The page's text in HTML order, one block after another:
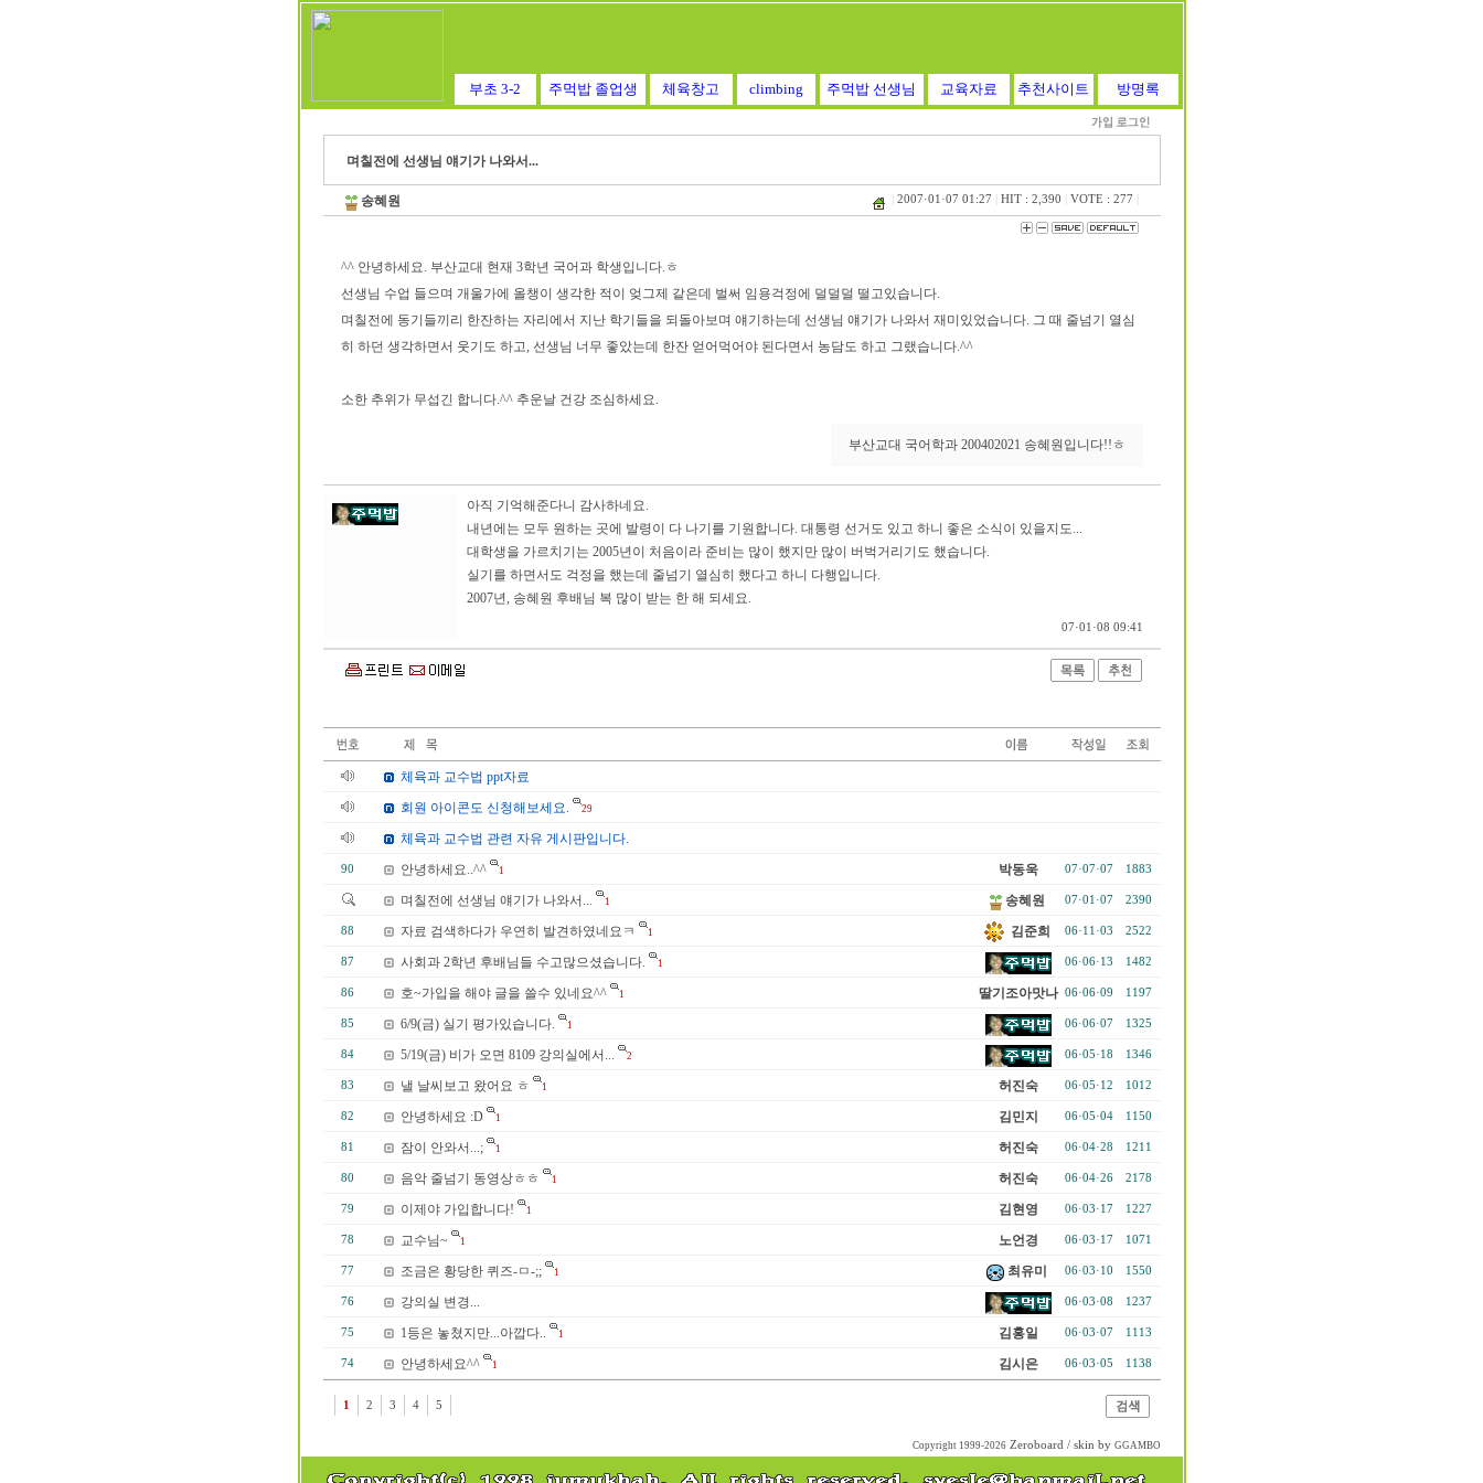
부초 3-2 주먹밥 졸업생 체육창고 climbing 주먹밥 선생님 교육자료 추천사이트 방명록
며칠전에 선생님 얘기가 나와서...
송혜원 2007·01·07 01:27 HIT : 2,390 VOTE : 277
^^ 안녕하세요. 부산교대 현재 3학년 국어과 학생입니다.ㅎ
선생님 수업 들으며 개울가에 올챙이 생각한 적이 엊그제 같은데 벌써 임용걱정에 덜덜덜 떨고있습니다.
며칠전에 동기들끼리 한잔하는 자리에서 지난 학기들을 되돌아보며 얘기하는데 선생님 얘기가 나와서 재미있었습니다. 그 때 줄넘기 열심
히 하던 생각하면서 웃기도 하고, 선생님 너무 좋았는데 한잔 얻어먹어야 된다면서 농담도 하고 그랬습니다.^^
소한 추위가 무섭긴 합니다.^^ 추운날 건강 조심하세요.
부산교대 국어학과 200402021 송혜원입니다!!ㅎ
아직 기억해준다니 감사하네요.
내년에는 모두 원하는 곳에 발령이 다 나기를 기원합니다. 대통령 선거도 있고 하니 좋은 소식이 있을지도...
대학생을 가르치기는 2005년이 처음이라 준비는 많이 했지만 많이 버벅거리기도 했습니다.
실기를 하면서도 걱정을 했는데 줄넘기 열심히 했다고 하니 다행입니다.
2007년, 송혜원 후배님 복 많이 받는 한 해 되세요.
07·01·08 09:41
체육과 교수법 ppt자료
회원 아이콘도 신청해보세요.
29
체육과 교수법 관련 자유 게시판입니다.
90 안녕하세요..^^ 1 박동욱 07·07·07 1883
며칠전에 선생님 얘기가 나와서... 1 송혜원 07·01·07 2390
88 자료 검색하다가 우연히 발견하였네요ㅋ 1 김준희 06·11·03 2522
87 사회과 2학년 후배님들 수고많으셨습니다. 1 06·06·13 1482
86 호~가입을 해야 글을 쓸수 있네요^^ 1 딸기조아맛나 06·06·09 1197
85 6/9(금) 실기 평가있습니다. 1 06·06·07 1325
84 5/19(금) 비가 오면 8109 강의실에서... 2 06·05·18 1346
83 낼 날씨보고 왔어요 ㅎ 1 허진숙 06·05·12 1012
82 안녕하세요 :D 1 김민지 06·05·04 1150
81 잠이 안와서...; 1 허진숙 06·04·28 1211
80 음악 줄넘기 동영상ㅎㅎ 1 허진숙 06·04·26 2178
79 이제야 가입합니다! 1 김현영 06·03·17 1227
78 교수님~ 1 노언경 06·03·17 1071
77 조금은 황당한 퀴즈-ㅁ-;; 1 최유미 06·03·10 1550
76 강의실 변경... 06·03·08 1237
75 1등은 놓쳤지만...아깝다.. 1 김홍일 06·03·07 1113
74 안녕하세요^^ 1 김시은 06·03·05 1138
1 2 3 4 5
Copyright 1999-2026 Zeroboard / skin by GGAMBO